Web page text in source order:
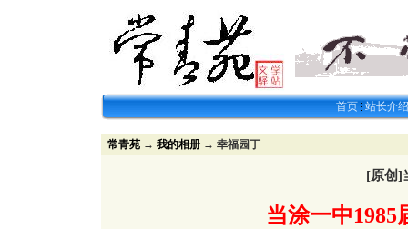
首页 站长介绍
常青苑→ 我的相册→ 幸福园丁
[原创]
当涂一中1985